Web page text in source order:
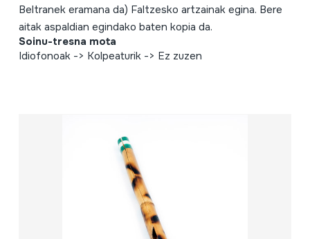
Beltranek eramana da) Faltzesko artzainak egina. Bere
aitak aspaldian egindako baten kopia da.
Soinu-tresna mota
Idiofonoak -> Kolpeaturik -> Ez zuzen